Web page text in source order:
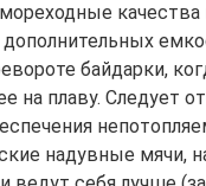
байдарки,
на плаву. Следует
надувные мячи,